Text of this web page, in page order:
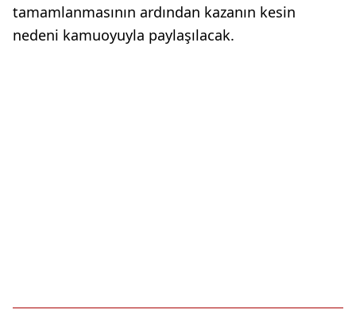
tamamlanmasının ardından kazanın kesin
nedeni kamuoyuyla paylaşılacak.